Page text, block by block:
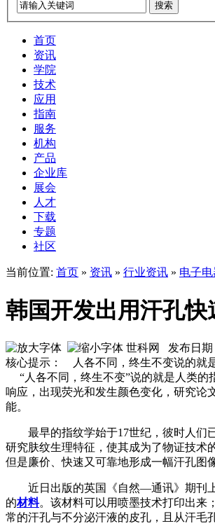
搜索
首页
资讯
学院
技术
应用
指南
服务
机构
产品
企业库
展会
人才
下载
专题
社区
当前位置: 首页 » 资讯 » 行业资讯 » 电子电
韩国开发出用汗孔
世科网 发布日期
核心提示： 人各不同，终生不变说的就
“人各不同，终生不变”说的就是人类的
响应，出现荧光和发生颜色变化，研究论
能。
最早的指纹学始于17世纪，彼时人们已
研究肤纹生理特征，使其成为了物证技术
但是廉价、快速又可靠地形成一幅汗孔图
近日出版的英国《自然—通讯》期刊上
的材料。该材料可以用喷墨技术打印出来
常的汗孔与不分泌汗液的皮孔，且从汗毛